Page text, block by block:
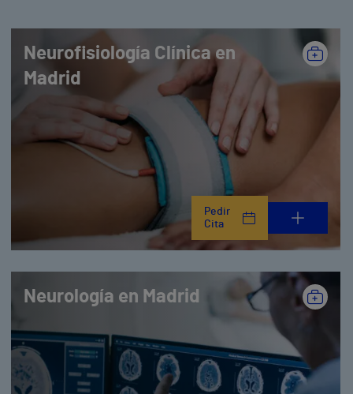
Neurofisiología Clínica en
Madrid
Pedir
Cita
Neurología en Madrid